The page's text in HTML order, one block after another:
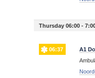
Thursday 06:00 -
06:37
A1